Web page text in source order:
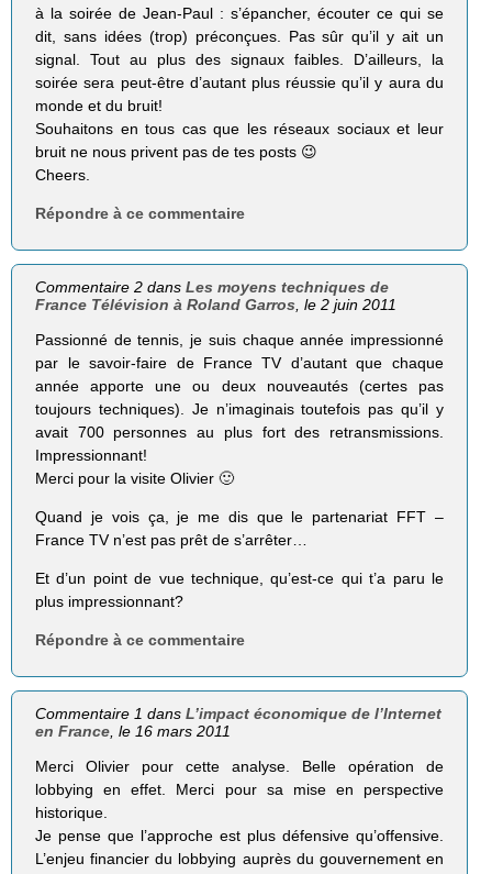
à la soirée de Jean-Paul : s’épancher, écouter ce qui se
dit, sans idées (trop) préconçues. Pas sûr qu’il y ait un
signal. Tout au plus des signaux faibles. D’ailleurs, la
soirée sera peut-être d’autant plus réussie qu’il y aura du
monde et du bruit!
Souhaitons en tous cas que les réseaux sociaux et leur
bruit ne nous privent pas de tes posts 😉
Cheers.
Répondre à ce commentaire
Commentaire 2 dansLes moyens techniques de
France Télévision à Roland Garros , le 2 juin 2011
Passionné de tennis, je suis chaque année impressionné
par le savoir-faire de France TV d’autant que chaque
année apporte une ou deux nouveautés (certes pas
toujours techniques). Je n’imaginais toutefois pas qu’il y
avait 700 personnes au plus fort des retransmissions.
Impressionnant!
Merci pour la visite Olivier 🙂
Quand je vois ça, je me dis que le partenariat FFT –
France TV n’est pas prêt de s’arrêter…
Et d’un point de vue technique, qu’est-ce qui t’a paru le
plus impressionnant?
Répondre à ce commentaire
Commentaire 1 dansL’impact économique de l’Internet
en France, le 16 mars 2011
Merci Olivier pour cette analyse. Belle opération de
lobbying en effet. Merci pour sa mise en perspective
historique.
Je pense que l’approche est plus défensive qu’offensive.
L’enjeu financier du lobbying auprès du gouvernement en